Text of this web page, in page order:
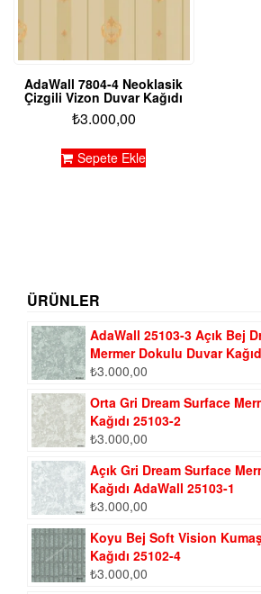
AdaWall 7804-4 Neoklasik
Çizgili Vizon Duvar Kağıdı
₺3.000,00
Sepete Ekle
ÜRÜNLER
AdaWall 25103-3 Açık Bej
Mermer Dokulu Duvar
₺3.000,00
Orta Gri Dream Surface
Kağıdı 25103-2
₺3.000,00
Açık Gri Dream Surface
Kağıdı AdaWall 25103-1
₺3.000,00
Koyu Bej Soft Vision
Kağıdı 25102-4
₺3.000,00